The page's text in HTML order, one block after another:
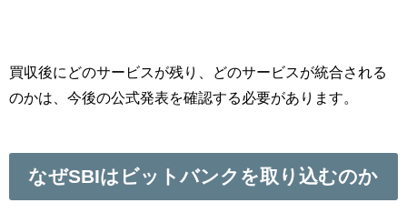
買収後にどのサービスが残り、どのサービスが統合される
のかは、今後の公式発表を確認する必要があります。
なぜSBIはビットバンクを取り込むのか